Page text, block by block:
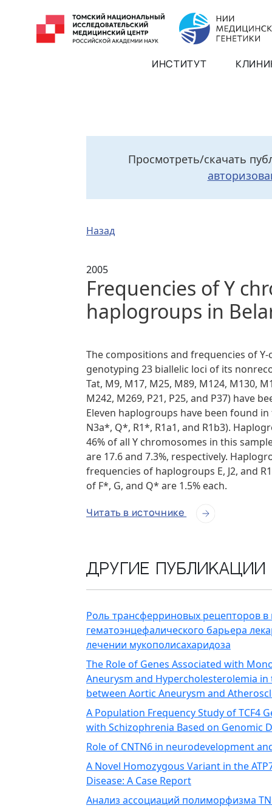
ИНСТИТУТ
Просмотреть/скачать
Назад
2005
Frequencies of Y
haplogroups in
The compositions and frequencies of
genotyping 23 biallelic loci of its
Tat, M9, M17, M25, M89, M124, M130,
M242, M269, P21, P25, and P37) have
Eleven haplogroups have been found in
N3a*, Q*, R1*, R1a1, and R1b3).
46% of all Y chromosomes in this
are 17.6 and 7.3%, respectively.
frequencies of haplogroups E, J2, and
of F*, G, and Q* are 1.5% each.
Читать в источнике
Другие публикации
Роль трансферриновых рецепторов
гематоэнцефалического барьера
лечении мукополисахаридоза
The Role of Genes Associated with
Aneurysm and Hypercholesterolemia
between Aortic Aneurysm and
A Population Frequency Study of TCF4
with Schizophrenia Based on Genomic
Role of CNTN6 in neurodevelopment
A Novel Homozygous Variant in the
Disease: A Case Report
Анализ ассоциаций полиморфизма